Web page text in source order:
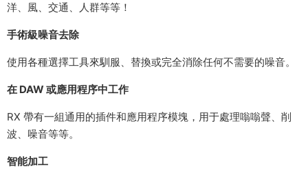
洋、風、交通、人群等等！
手術級噪音去除
使用各種選擇工具來馴服、替換或完全消除任何不需要的噪音。
在 DAW 或應用程序中工作
RX 帶有一組通用的插件和應用程序模塊，用于處理嗡嗡聲、削
波、噪音等等。
智能加工